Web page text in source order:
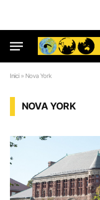
Inici » Nova York
NOVA YORK